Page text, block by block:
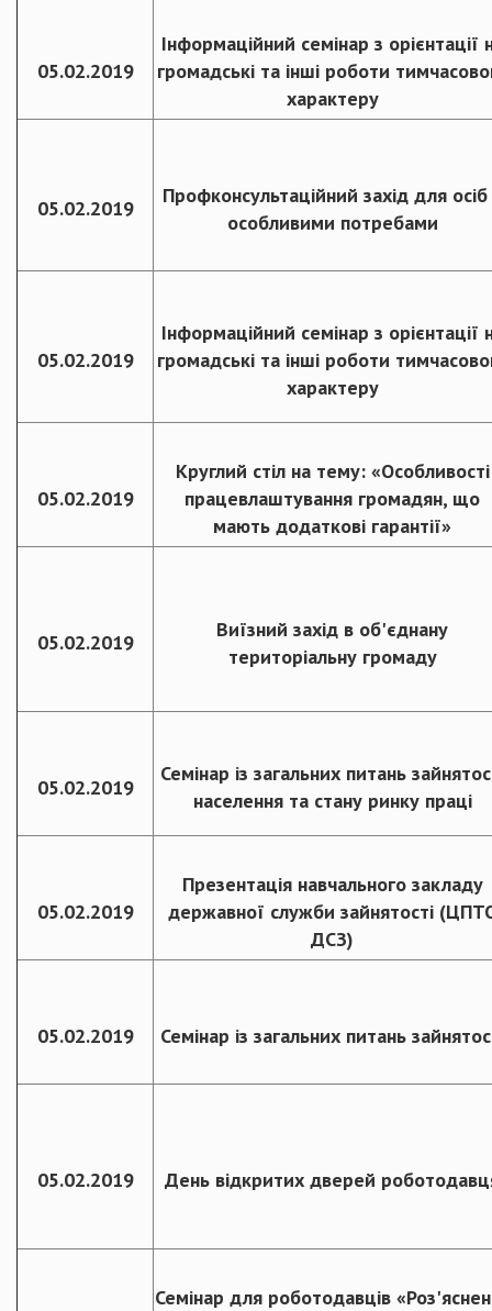
05.02.2019
Інформаційний семінар з орієнтації
громадські та інші роботи
характеру
05.02.2019
Профконсультаційний захід для осіб
особливими потребами
05.02.2019
Інформаційний семінар з орієнтації
громадські та інші роботи
характеру
05.02.2019
Круглий стіл на тему: «Особливості
працевлаштування громадян, що
мають додаткові гарантії»
05.02.2019
Виїзний захід в об'єднану
територіальну громаду
05.02.2019
Семінар із загальних питань
населення та стану ринку праці
05.02.2019
Презентація навчального закладу
державної служби зайнятості
ДСЗ)
05.02.2019 Семінар із загальних питань
05.02.2019 День відкритих дверей
Семінар для роботодавців